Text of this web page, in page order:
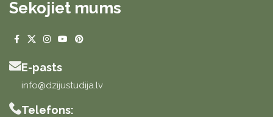
Sekojiet mums
E-pasts
info@dzijustudija.lv
Telefons: